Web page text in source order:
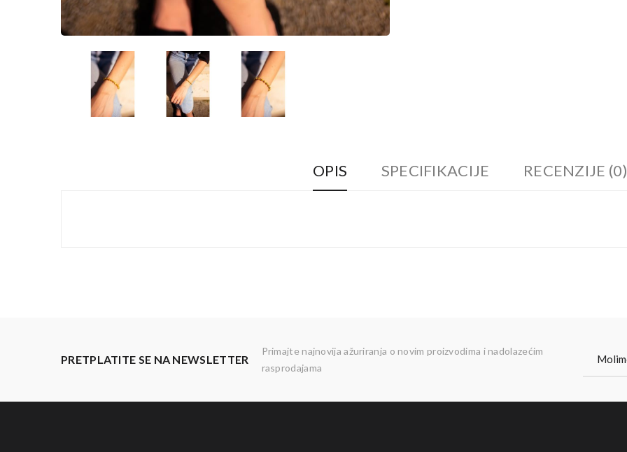
OPIS SPECIFIKACIJE RECENZIJE (0)
PRETPLATITE SE NA NEWSLETTER
Primajte najnovija ažuriranja o novim proizvodima i nadolazećim
rasprodajama